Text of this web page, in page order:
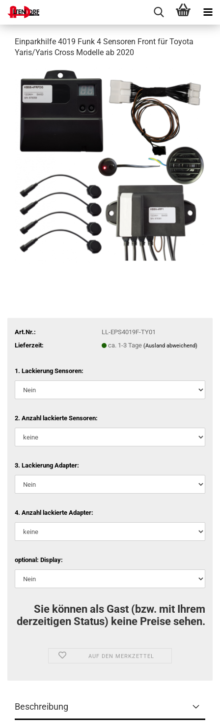
Einparkhilfe 4019 Funk 4 Sensoren Front für Toyota
Yaris/Yaris Cross Modelle ab 2020
Art.Nr.:
LL-EPS4019F-TY01
Lieferzeit:
ca. 1-3 Tage (Ausland abweichend)
1. Lackierung Sensoren:
2. Anzahl lackierte Sensoren:
3. Lackierung Adapter:
4. Anzahl lackierte Adapter:
optional: Display:
Sie können als Gast (bzw. mit Ihrem
derzeitigen Status) keine Preise sehen.
AUF DEN MERKZETTEL
Beschreibung